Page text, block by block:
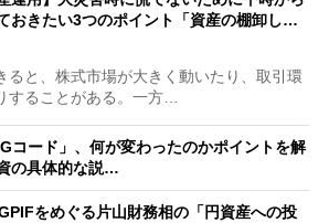
おきたい3つのポイント「資産の棚卸し…
と、株式市場が大きく動いたり、取引環
することがある。一方…
コード」、何が変わったのかポイントを解
の具体的な説…
をめぐる片山財務相の「円資産への投